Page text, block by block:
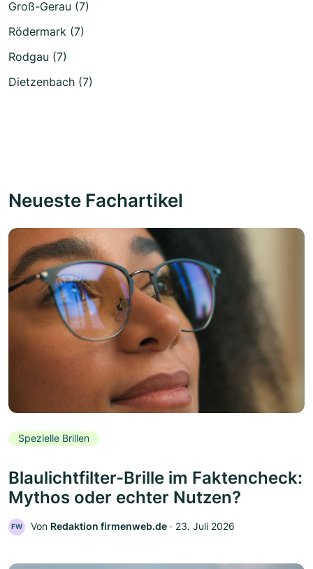
Groß-Gerau (7)
Rödermark (7)
Rodgau (7)
Dietzenbach (7)
Neueste Fachartikel
Spezielle Brillen
Blaulichtfilter-Brille im Faktencheck:
Mythos oder echter Nutzen?
FW Von Redaktion firmenweb.de ‧ 23. Juli 2026